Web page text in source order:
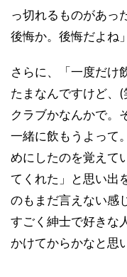
っ切れるものがあっ
後悔か。後悔だよね
さらに、「一度だけ
たまなんですけど、(
クラブかなんかで。
一緒に飲もうよって
めにしたのを覚えて
てくれた」と思い出
のもまだ言えない感
すごく紳士で好きな
かけてからかなと思